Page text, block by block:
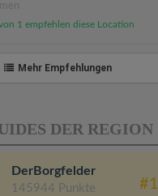
1 empfehlen diese Location
Mehr Empfehlungen
DER REGION
DerBorgfelder
145944 Punkte #1